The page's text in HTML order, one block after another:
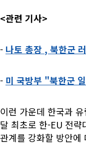
<관련 기사>
- 나토 총장 , 북한군
- 미 국방부 "북한군
이런 가운데 한국과
달 최초로 한-EU 전
관계를 강화할 방안에